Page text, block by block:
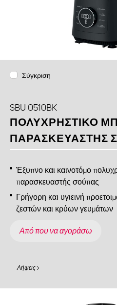
Σύγκριση
SBU 0510BK
ΠΟΛΥΧΡΗΣΤΙΚΟ
ΠΑΡΑΣΚΕΥΑΣΤΗΣ
Έξυπνο και καινοτόμο
παρασκευαστής σούπας
Γρήγορη και υγιεινή
ζεστών και κρύων γευμάτων
Από που να αγοράσω
Λήψεις